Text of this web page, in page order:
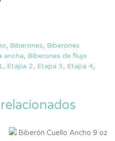
, Biberones, Biberones
ancha, Biberones de flujo
, Etapa 2, Etapa 3, Etapa 4,